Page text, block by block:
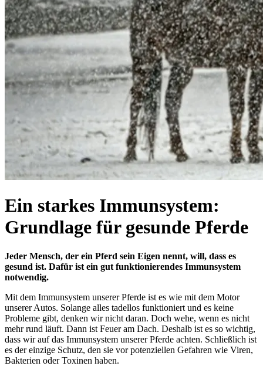
Ein starkes Immunsystem:
Grundlage für gesunde Pferde
Jeder Mensch, der ein Pferd sein Eigen nennt, will, dass es
gesund ist. Dafür ist ein gut funktionierendes Immunsystem
notwendig.
Mit dem Immunsystem unserer Pferde ist es wie mit dem Motor
unserer Autos. Solange alles tadellos funktioniert und es keine
Probleme gibt, denken wir nicht daran. Doch wehe, wenn es nicht
mehr rund läuft. Dann ist Feuer am Dach. Deshalb ist es so wichtig,
dass wir auf das Immunsystem unserer Pferde achten. Schließlich ist
es der einzige Schutz, den sie vor potenziellen Gefahren wie Viren,
Bakterien oder Toxinen haben.